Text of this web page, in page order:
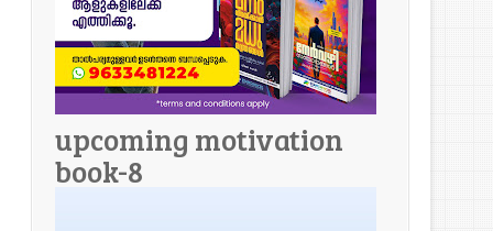
upcoming motivation
book-8